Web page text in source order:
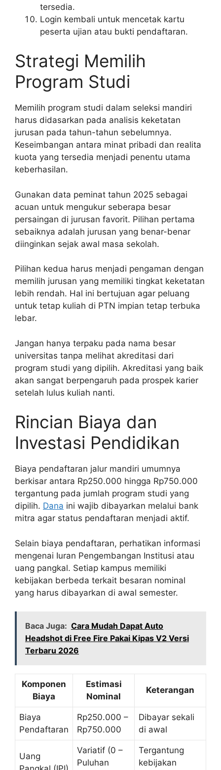
tersedia.
Login kembali untuk mencetak kartu
peserta ujian atau bukti pendaftaran.
Strategi Memilih
Program Studi
Memilih program studi dalam seleksi mandiri
harus didasarkan pada analisis keketatan
jurusan pada tahun-tahun sebelumnya.
Keseimbangan antara minat pribadi dan realita
kuota yang tersedia menjadi penentu utama
keberhasilan.
Gunakan data peminat tahun 2025 sebagai
acuan untuk mengukur seberapa besar
persaingan di jurusan favorit. Pilihan pertama
sebaiknya adalah jurusan yang benar-benar
diinginkan sejak awal masa sekolah.
Pilihan kedua harus menjadi pengaman dengan
memilih jurusan yang memiliki tingkat keketatan
lebih rendah. Hal ini bertujuan agar peluang
untuk tetap kuliah di PTN impian tetap terbuka
lebar.
Jangan hanya terpaku pada nama besar
universitas tanpa melihat akreditasi dari
program studi yang dipilih. Akreditasi yang baik
akan sangat berpengaruh pada prospek karier
setelah lulus kuliah nanti.
Rincian Biaya dan
Investasi Pendidikan
Biaya pendaftaran jalur mandiri umumnya
berkisar antara Rp250.000 hingga Rp750.000
tergantung pada jumlah program studi yang
dipilih. Dana ini wajib dibayarkan melalui bank
mitra agar status pendaftaran menjadi aktif.
Selain biaya pendaftaran, perhatikan informasi
mengenai Iuran Pengembangan Institusi atau
uang pangkal. Setiap kampus memiliki
kebijakan berbeda terkait besaran nominal
yang harus dibayarkan di awal semester.
Baca Juga: Cara Mudah Dapat Auto
Headshot di Free Fire Pakai Kipas V2 Versi
Terbaru 2026
Komponen
Biaya
Estimasi
Nominal
Keterangan
Biaya
Pendaftaran
Rp250.000 –
Rp750.000
Dibayar sekali
di awal
Uang
Variatif (0 –
Puluhan
Tergantung
kebijakan